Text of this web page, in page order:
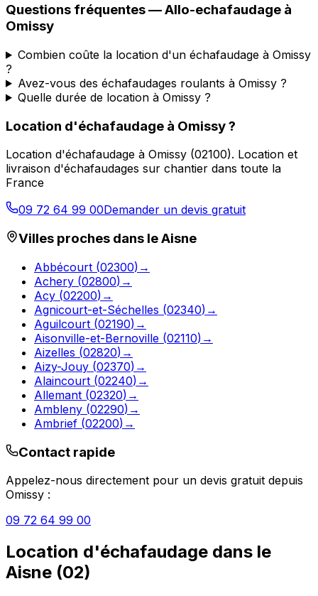
Questions fréquentes —Allo-echafaudage à
Omissy
Combien coûte la location d'un échafaudage à Omissy
?
Avez-vous des échafaudages roulants à Omissy ?
Quelle durée de location à Omissy ?
Location d'échafaudage à Omissy?
Location d'échafaudage à Omissy (02100). Location et
livraison d'échafaudages sur chantier dans toute la
France
09 72 64 99 00Demander un devis gratuit
Villes proches dans leAisne
Abbécourt (02300) →
Achery (02800) →
Acy (02200) →
Agnicourt-et-Séchelles (02340) →
Aguilcourt (02190) →
Aisonville-et-Bernoville (02110) →
Aizelles (02820) →
Aizy-Jouy (02370) →
Alaincourt (02240) →
Allemant (02320) →
Ambleny (02290) →
Ambrief (02200) →
Contact rapide
Appelez-nous directement pour un devis gratuit depuis
Omissy :
09 72 64 99 00
Location d'échafaudage dans le
Aisne (02)